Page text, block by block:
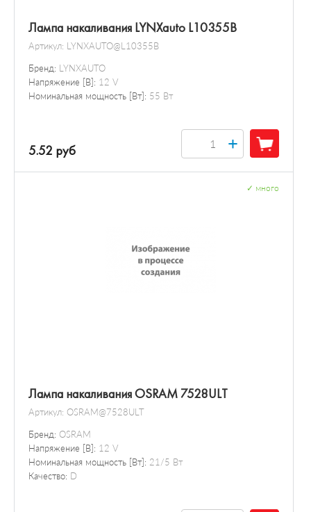
Лампа накаливания LYNXauto L10355B
Артикул: LYNXAUTO@L10355B
Бренд: LYNXAUTO
Напряжение [В]: 12 V
Номинальная мощность [Вт]: 55 Вт
5.52 руб +
Лампа накаливания OSRAM 7528ULT
Артикул: OSRAM@7528ULT
Бренд: OSRAM
Напряжение [В]: 12 V
Номинальная мощность [Вт]: 21/5 Вт
Качество: D
много